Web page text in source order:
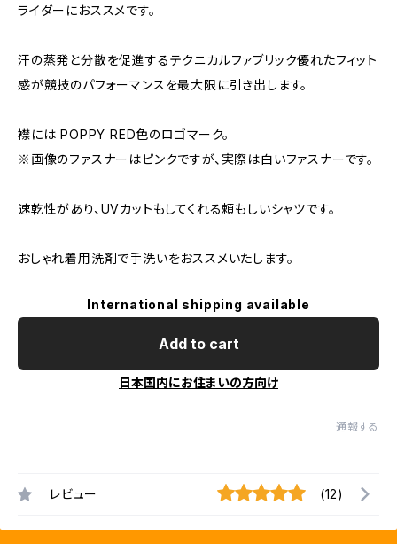
ライダーにおススメです。
汗の蒸発と分散を促進するテクニカルファブリック優れたフィット
感が競技のパフォーマンスを最大限に引き出します。
襟には POPPY RED色のロゴマーク。
※画像のファスナーはピンクですが、実際は白いファスナーです。
速乾性があり、UVカットもしてくれる頼もしいシャツです。
おしゃれ着用洗剤で手洗いをおススメいたします。
International shipping available
Add to cart
日本国内にお住まいの方向け
通報する
レビュー (12)